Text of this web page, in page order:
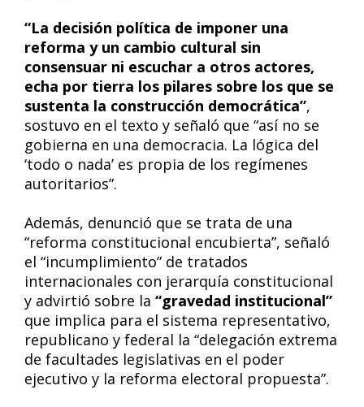
“La decisión política de imponer una
reforma y un cambio cultural sin
consensuar ni escuchar a otros actores,
echa por tierra los pilares sobre los que se
sustenta la construcción democrática”,
sostuvo en el texto y señaló que “así no se
gobierna en una democracia. La lógica del
‘todo o nada’ es propia de los regímenes
autoritarios”.
Además, denunció que se trata de una
“reforma constitucional encubierta”, señaló
el “incumplimiento” de tratados
internacionales con jerarquía constitucional
y advirtió sobre la “gravedad institucional”
que implica para el sistema representativo,
republicano y federal la “delegación extrema
de facultades legislativas en el poder
ejecutivo y la reforma electoral propuesta”.